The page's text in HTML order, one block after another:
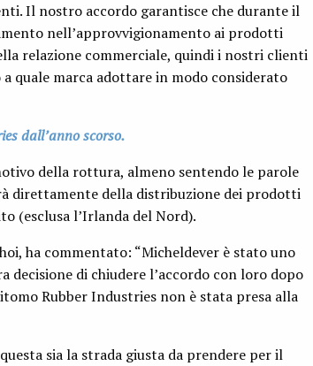
Il nostro accordo garantisce che durante il
nell’approvvigionamento ai prodotti
relazione commerciale, quindi i nostri clienti
quale marca adottare in modo considerato
dall’anno scorso.
della rottura, almeno sentendo le parole
direttamente della distribuzione dei prodotti
(esclusa l’Irlanda del Nord).
ha commentato: “Micheldever è stato uno
decisione di chiudere l’accordo con loro dopo
Rubber Industries non è stata presa alla
sia la strada giusta da prendere per il